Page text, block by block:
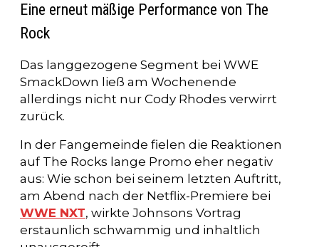
Eine erneut mäßige Performance von The
Rock
Das langgezogene Segment bei WWE
SmackDown ließ am Wochenende
allerdings nicht nur Cody Rhodes verwirrt
zurück.
In der Fangemeinde fielen die Reaktionen
auf The Rocks lange Promo eher negativ
aus: Wie schon bei seinem letzten Auftritt,
am Abend nach der Netflix-Premiere bei
WWE NXT, wirkte Johnsons Vortrag
erstaunlich schwammig und inhaltlich